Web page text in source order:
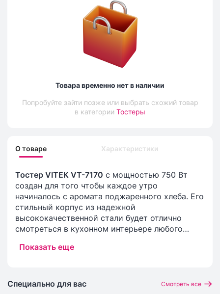
Товара временно нет в наличии
Попробуйте зайти позже или выбрать схожий товар
в категории Тостеры
О товаре Характеристики
Тостер VITEK VT-7170 с мощностью 750 Вт
создан для того чтобы каждое утро
начиналось с аромата поджаренного хлеба. Его
стильный корпус из надежной
высококачественной стали будет отлично
смотреться в кухонном интерьере любого
подрумянивать тосты, но и подогревать их и
поддоном, который можно легко вынуть и
Показать еще
Специально для вас Смотреть все